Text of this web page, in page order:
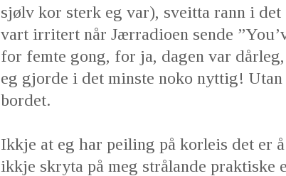
sjølv kor sterk eg var), sveitta rann i
vart irritert når Jærradioen sende
for femte gong, for ja, dagen var
eg gjorde i det minste noko nyttig! Utan
bordet.
Ikkje at eg har peiling på korleis det er
ikkje skryta på meg strålande praktiske